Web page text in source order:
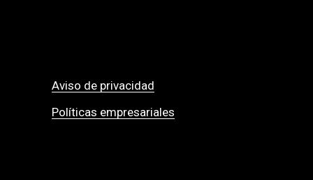
Aviso de privacidad
Políticas empresariales